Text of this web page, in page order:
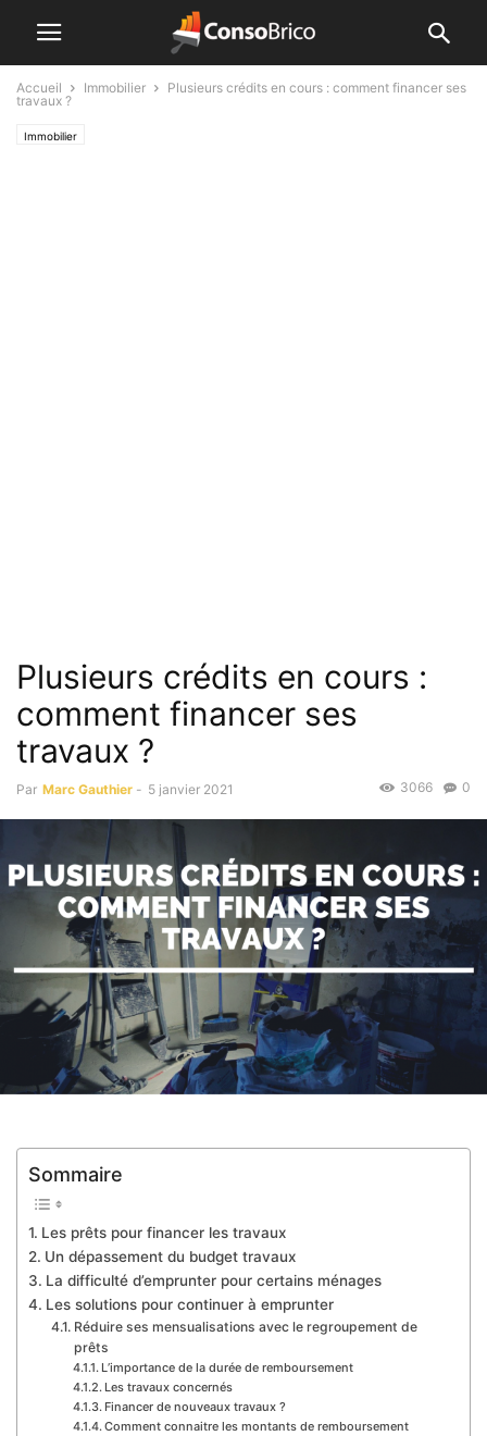
Accueil Immobilier
Plusieurs crédits en cours : comment financer ses
travaux ?
Immobilier
Plusieurs crédits en cours :
comment financer ses
travaux ?
Par Marc Gauthier - 5 janvier 2021 0
3066
Sommaire
Les prêts pour financer les travaux
Un dépassement du budget travaux
La difficulté d’emprunter pour certains ménages
Les solutions pour continuer à emprunter
Réduire ses mensualisations avec le regroupement de
prêts
L’importance de la durée de remboursement
Les travaux concernés
Financer de nouveaux travaux ?
Comment connaitre les montants de remboursement